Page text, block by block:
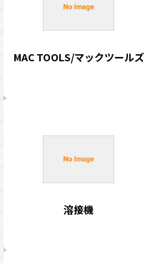
MAC TOOLS/マックツールズ
溶接機